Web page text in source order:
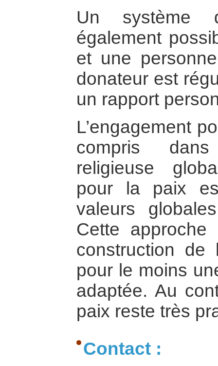
Un système
également
et une
donateur est
un rapport
L’engagement
compris
religieuse
pour la paix
valeurs
Cette
construction de
pour le moins
adaptée. Au
paix reste très
Contact :